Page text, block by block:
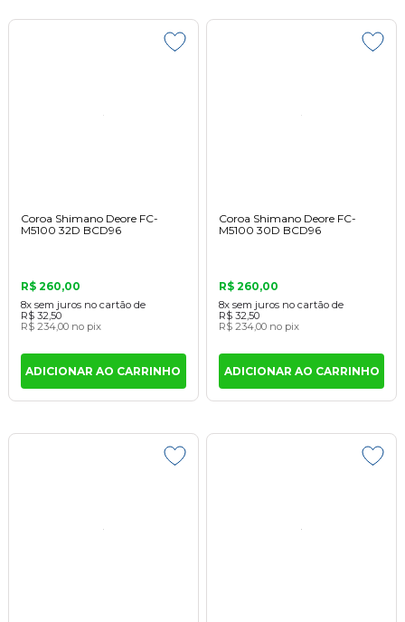
Coroa Shimano Deore FC-
M5100 32D BCD96
R$ 260,00
8x sem juros no cartãode
R$ 32,50
R$ 234,00 no pix
ADICIONAR AO CARRINHO
Coroa Shimano Deore FC-
M5100 30D BCD96
R$ 260,00
8x sem juros no cartão de
R$ 32,50
R$ 234,00 no pix
ADICIONAR AO CARRINHO